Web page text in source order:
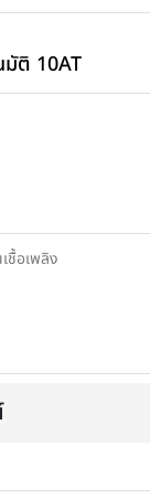
มัติ 10AT
ชื้อเพลิง